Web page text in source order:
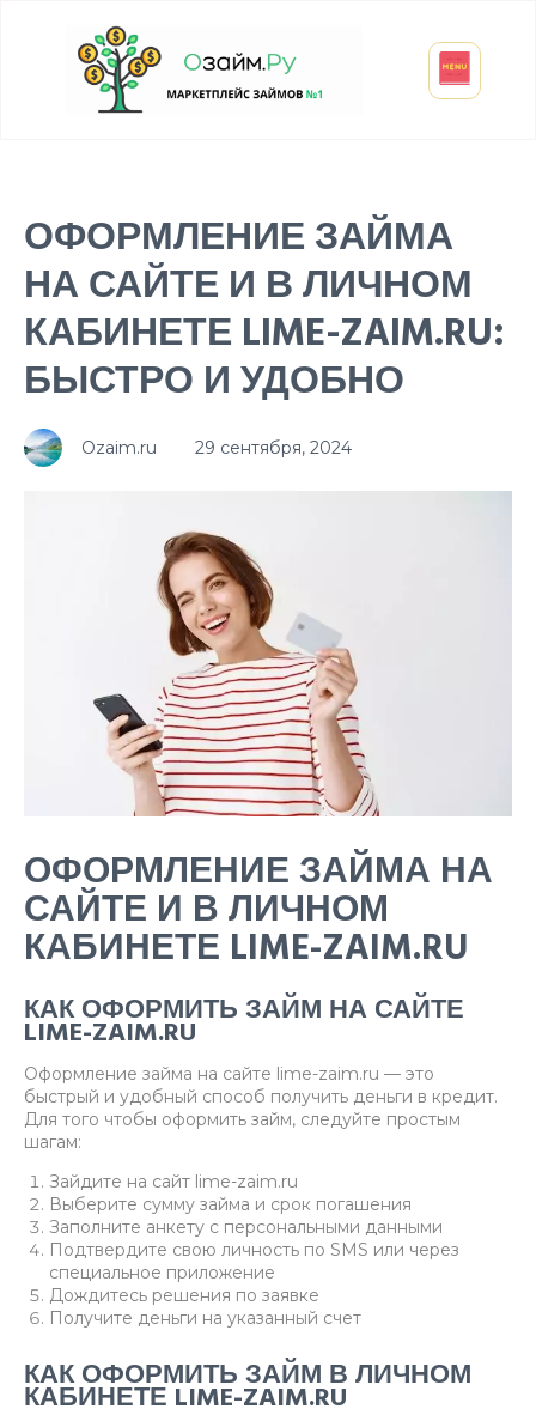
ОФОРМЛЕНИЕ ЗАЙМА
НА САЙТЕ И В ЛИЧНОМ
КАБИНЕТЕ LIME-ZAIM.RU:
БЫСТРО И УДОБНО
Ozaim.ru 29 сентября, 2024
ОФОРМЛЕНИЕ ЗАЙМА НА
САЙТЕ И В ЛИЧНОМ
КАБИНЕТЕ LIME-ZAIM.RU
КАК ОФОРМИТЬ ЗАЙМ НА САЙТЕ
LIME-ZAIM.RU
Оформление займа на сайте lime-zaim.ru — это
быстрый и удобный способ получить деньги в кредит.
Для того чтобы оформить займ, следуйте простым
шагам:
Зайдите на сайт lime-zaim.ru
Выберите сумму займа и срок погашения
Заполните анкету с персональными данными
Подтвердите свою личность по SMS или через
специальное приложение
Дождитесь решения по заявке
Получите деньги на указанный счет
КАК ОФОРМИТЬ ЗАЙМ В ЛИЧНОМ
КАБИНЕТЕ LIME-ZAIM.RU